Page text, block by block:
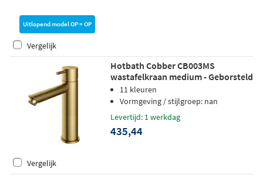
Uitlopend model OP = OP
Vergelijk
Hotbath Cobber CB003MS
wastafelkraan medium - Geborsteld
messing PVD
11 kleuren
Vormgeving / stijlgroep: nan
Levertijd: 1 werkdag
435,44
Vergelijk